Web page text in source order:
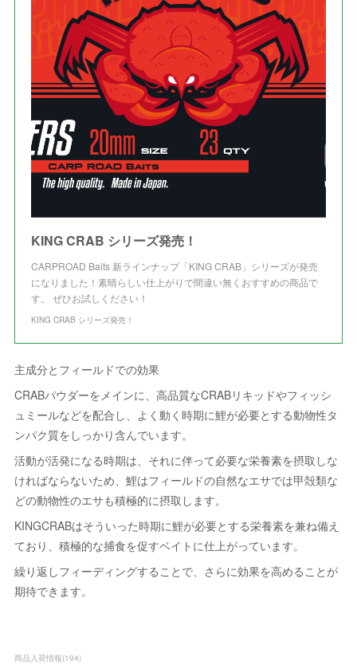
KING CRAB シリーズ発売！
CARPROAD Baits 新ラインナップ「KING CRAB」シリーズが発売
になりました！素晴らしい仕上がりで間違い無くおすすめの商品で
す。 ぜひお試しください！
KING CRAB シリーズ発売！
主成分とフィールドでの効果
CRABパウダーをメインに、高品質なCRABリキッドやフィッシ
ュミールなどを配合し、よく動く時期に鯉が必要とする動物性タ
ンパク質をしっかり含んでいます。
活動が活発になる時期は、それに伴って必要な栄養素を摂取しな
ければならないため、鯉はフィールドの自然なエサでは甲殻類な
どの動物性のエサも積極的に摂取します。
KINGCRABはそういった時期に鯉が必要とする栄養素を兼ね備え
ており、積極的な捕食を促すベイトに仕上がっています。
繰り返しフィーディングすることで、さらに効果を高めることが
期待できます。
商品入荷情報(194)